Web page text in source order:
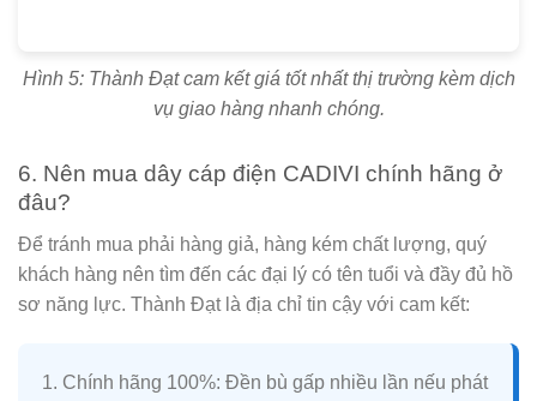
Hình 5: Thành Đạt cam kết giá tốt nhất thị trường kèm dịch
vụ giao hàng nhanh chóng.
6. Nên mua dây cáp điện CADIVI chính hãng ở
đâu?
Để tránh mua phải hàng giả, hàng kém chất lượng, quý
khách hàng nên tìm đến các đại lý có tên tuổi và đầy đủ hồ
sơ năng lực. Thành Đạtlà địa chỉ tin cậy với cam kết:
1. Chính hãng 100%: Đền bù gấp nhiều lần nếu phát